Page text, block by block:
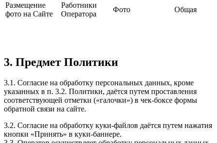
Размещение
фото на Сайте
Работники
Оператора
Фото Общая
3. Предмет Политики
3.1. Согласие на обработку персональных данных, кроме
указанных в п. 3.2. Политики, даётся путем проставления
соответствующей отметки («галочки») в чек-боксе формы
обратной связи на сайте.
3.2. Согласие на обработку куки-файлов даётся путем нажатия
кнопки «Принять» в куки-баннере.